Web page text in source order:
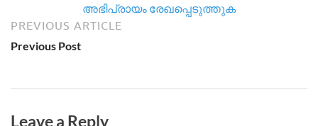
അഭിപ്രായം രേഖപ്പെടുത്തുക
PREVIOUS ARTICLE
Previous Post
Leave a Reply